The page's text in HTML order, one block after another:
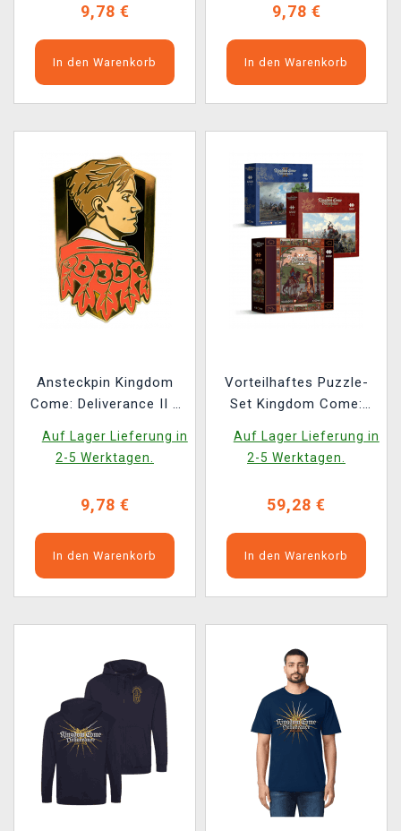
9,78 €
In den Warenkorb
9,78 €
In den Warenkorb
Ansteckpin Kingdom
Come: Deliverance II -
Auf Lager Lieferung in
2-5 Werktagen.
9,78 €
In den Warenkorb
Vorteilhaftes Puzzle-
Set Kingdom Come:
Fanart + Cesta na
Trosky + Keyart
Auf Lager Lieferung in
2-5 Werktagen.
59,28 €
In den Warenkorb